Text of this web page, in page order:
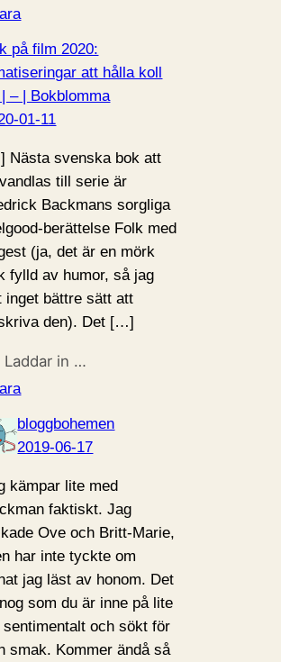
på film 2020:
att hålla koll
– | Bokblomma
01-11
Nästa svenska bok att
till serie är
Backmans sorgliga
berättelse Folk med
(ja, det är en mörk
fylld av humor, så jag
inget bättre sätt att
den). Det […]
Laddar in …
bloggbohemen
2019-06-17
kämpar lite med
faktiskt. Jag
Ove och Britt-Marie,
har inte tyckte om
jag läst av honom. Det
som du är inne på lite
sentimentalt och sökt för
smak. Kommer ändå så